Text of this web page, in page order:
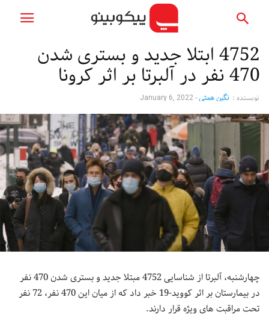
4752 ابتلا جدید و بستری شدن
470 نفر در آلبرتا بر اثر کرونا
نویسنده : نگین همتی-
January 6, 2022
چهارشنبه، آلبرتا از شناسایی 4752 مبتلا جدید و بستری شدن 470 نفر
در بیمارستان بر اثر کووید-19 خبر داد که از میان این 470 نفر، 72 نفر
تحت مراقبت های ویژه قرار دارند.